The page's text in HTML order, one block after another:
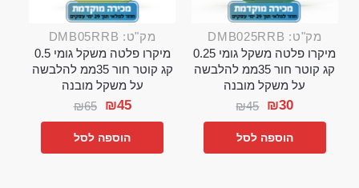
מק"ט: DMB025RRB
מיקרו פלטה משקל גומי 0.25
קג קוטר חור 35ממ להלבשה
על משקל מובנה
₪45 ₪30
הוספה לסל
מק"ט: DMB05RRB
מיקרו פלטה משקל גומי 0.5
קג קוטר חור 35ממ להלבשה
על משקל מובנה
₪65 ₪45
הוספה לסל